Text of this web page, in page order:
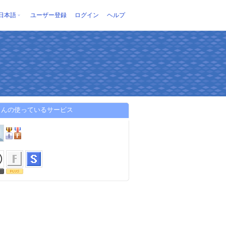
本語 ユーザー登録 ログイン ヘルプ
の使っているサービス